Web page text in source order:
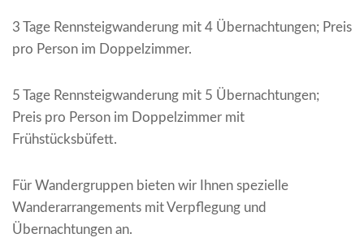
3 Tage Rennsteigwanderung mit 4 Übernachtungen; Preis
pro Person im Doppelzimmer.
5 Tage Rennsteigwanderung mit 5 Übernachtungen;
Preis pro Person im Doppelzimmer mit
Frühstücksbüfett.
Für Wandergruppen bieten wir Ihnen spezielle
Wanderarrangements mit Verpflegung und
Übernachtungen an.